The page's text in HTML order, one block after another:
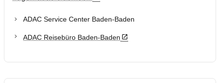
ADAC Service Center Baden-Baden
ADAC Reisebüro Baden-Baden